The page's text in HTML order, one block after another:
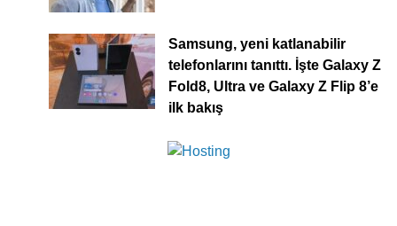
Samsung, yeni katlanabilir
telefonlarını tanıttı. İşte Galaxy Z
Fold8, Ultra ve Galaxy Z Flip 8’e
ilk bakış